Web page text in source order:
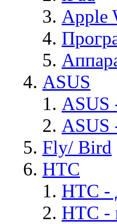
Apple
ASUS
ASUS
ASUS
Fly/ Bird
HTC
HTC -
HTC -